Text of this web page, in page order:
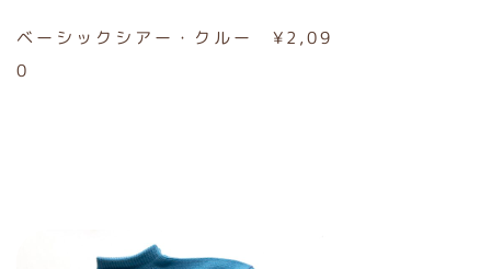
ベーシックシアー・クルー ¥2,09
0